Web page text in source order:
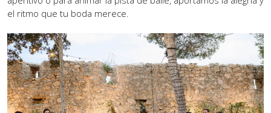
el ritmo que tu boda merece.